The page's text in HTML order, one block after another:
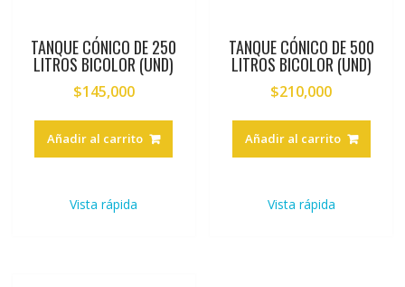
TANQUE CÓNICO DE 250
LITROS BICOLOR (UND)
$145,000
Añadir al carrito
Vista rápida
TANQUE CÓNICO DE 500
LITROS BICOLOR (UND)
$210,000
Añadir al carrito
Vista rápida